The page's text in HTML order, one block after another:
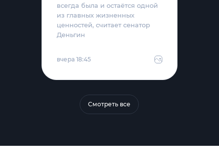
всегда была и остаётся одной
из главных жизненных
ценностей, считает сенатор
Деньгин
вчера 18:45
Смотреть все